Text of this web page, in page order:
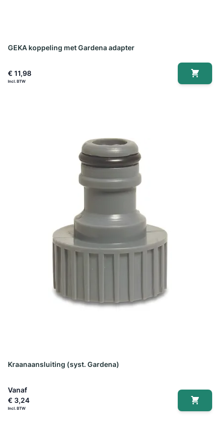
GEKA koppeling met Gardena adapter
€ 11,98
Kraanaansluiting (syst. Gardena)
Vanaf
€ 3,24